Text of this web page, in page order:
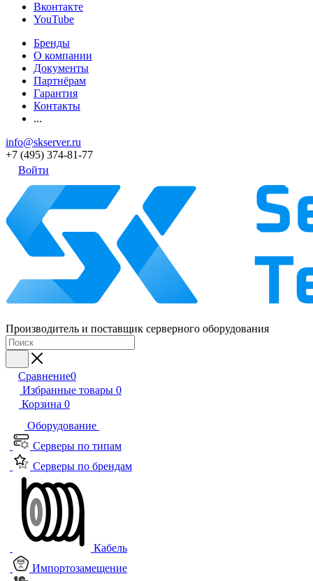
Вконтакте
YouTube
Бренды
О компании
Документы
Партнёрам
Гарантия
Контакты
...
info@skserver.ru
+7 (495) 374-81-77
Войти
Производитель и поставщик серверного оборудования
Сравнение0
Избранные товары 0
Корзина 0
Оборудование
Серверы по типам
Серверы по брендам
Кабель
Импортозамещение